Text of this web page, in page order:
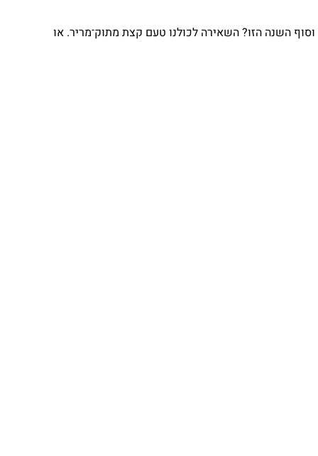
וסוף השנה הזו? השאירה לכולנו טעם קצת מתוק־מריר. או